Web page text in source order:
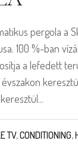
pergola a
100 %-ban
a lefedett
TV,CONDITIONING,